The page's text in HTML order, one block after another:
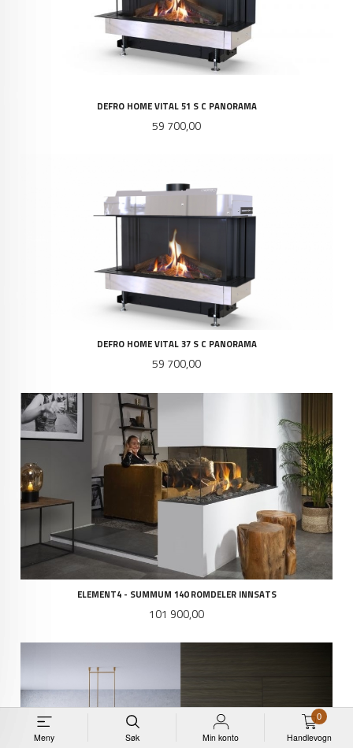
Meny Søk Min konto Handlevogn
0
DEFRO HOME VITAL 51 S C PANORAMA
Pris
59 700,00
DEFRO HOME VITAL 37 S C PANORAMA
Pris
59 700,00
ELEMENT4 - SUMMUM 140 ROMDELER INNSATS
Pris
101 900,00